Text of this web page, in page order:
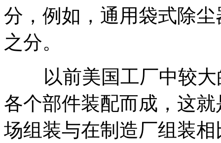
分，例如，通用袋式除
之分。
以前美国工厂中较大
各个部件装配而成，这
场组装与在制造厂组装